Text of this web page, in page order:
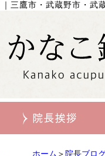
三鷹市・武蔵野市・武
ホーム ＞ 院長ブロ